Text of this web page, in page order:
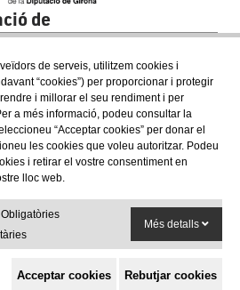
de serveis, utilitzem cookies i
“cookies”) per proporcionar i protegir
i millorar el seu rendiment i per
a més informació, podeu consultar la
“Acceptar cookies” per donar el
les cookies que voleu autoritzar. Podeu
i retirar el vostre consentiment en
lloc web.
Obligatòries
Més detalls
Acceptar cookies Rebutjar cookies
de